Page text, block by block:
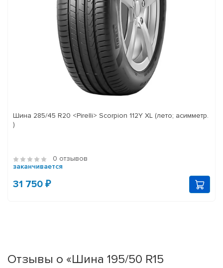
Шина 285/45 R20 <Pirelli> Scorpion 112Y XL (лето; асимметр.
)
0 отзывов
заканчивается
31 750 ₽
Отзывы о «Шина 195/50 R15